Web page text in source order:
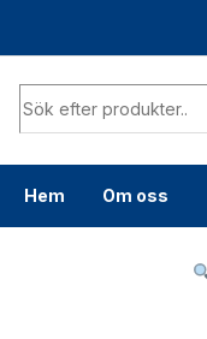
Hem Om oss